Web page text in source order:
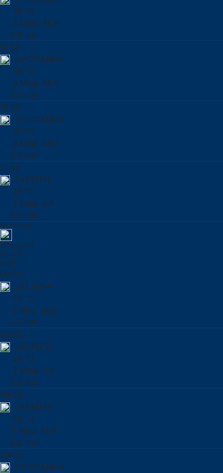
36 °C
2 Μπφ. ΑΒΑ
0.0 mm
15:00
ΗΛΙΟΦΑΝΕΙΑ
38 °C
4 Μπφ. ΑΒΑ
0.0 mm
18:00
ΗΛΙΟΦΑΝΕΙΑ
37 °C
4 Μπφ. ΑΒΑ
0.0 mm
21:00
ΞΑΣΤΕΡΙΑ
28 °C
2 Μπφ. ΝΑ
0.0 mm
Πέμπτη 13/08
22° έως 37°
Avg 2 Bf
0 mm
00:00
ΞΑΣΤΕΡΙΑ
25 °C
1 Μπφ. ΔΒΔ
0.0 mm
03:00
ΞΑΣΤΕΡΙΑ
23 °C
2 Μπφ. ΝΔ
0.0 mm
06:00
ΞΑΣΤΕΡΙΑ
22 °C
1 Μπφ. ΑΝΑ
0.0 mm
09:00
ΗΛΙΟΦΑΝΕΙΑ